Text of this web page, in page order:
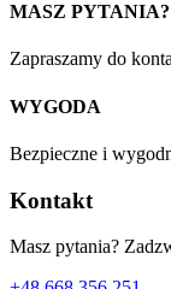
MASZ PYTANIA?
Zapraszamy do
WYGODA
Bezpieczne i
Kontakt
Masz pytania?